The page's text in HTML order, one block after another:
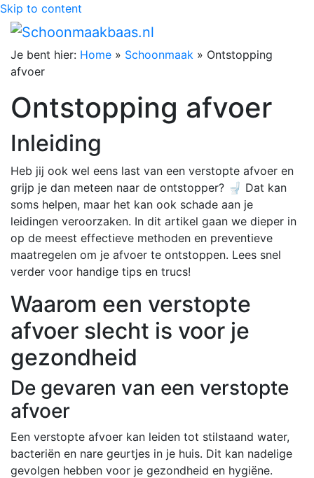
Skip to content
Je bent hier: Home » Schoonmaak » Ontstopping
afvoer
Ontstopping afvoer
Inleiding
Heb jij ook wel eens last van een verstopte afvoer en
grijp je dan meteen naar de ontstopper? 🚽 Dat kan
soms helpen, maar het kan ook schade aan je
leidingen veroorzaken. In dit artikel gaan we dieper in
op de meest effectieve methoden en preventieve
maatregelen om je afvoer te ontstoppen. Lees snel
verder voor handige tips en trucs!
Waarom een verstopte
afvoer slecht is voor je
gezondheid
De gevaren van een verstopte
afvoer
Een verstopte afvoer kan leiden tot stilstaand water,
bacteriën en nare geurtjes in je huis. Dit kan nadelige
gevolgen hebben voor je gezondheid en hygiëne.